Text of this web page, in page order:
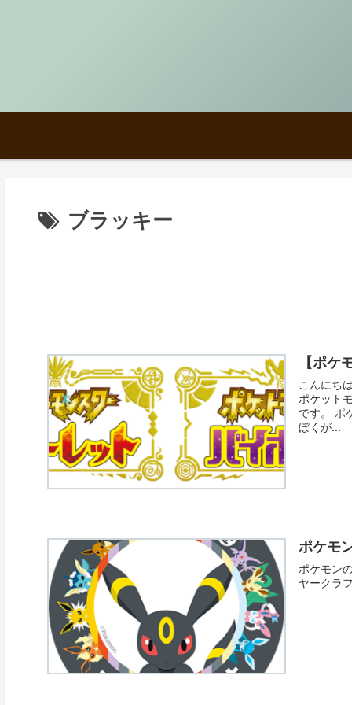
ブラッキー
【ポ
こんにち
ポケット
です。 ポ
ぼくが...
ポケモ
ポケモン
ヤークラ